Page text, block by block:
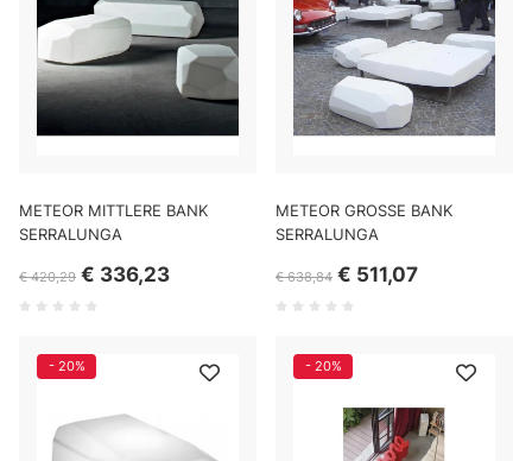
METEOR MITTLERE BANK
SERRALUNGA
€ 420,29 € 336,23
METEOR GROSSE BANK
SERRALUNGA
€ 638,84 € 511,07
- 20% - 20%